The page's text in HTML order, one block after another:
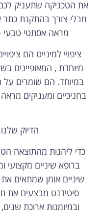
את הטכניקה שתעניק לכם
מבלי צורך בהתקנת כתר
מראה אסתטי טבעי –
ציפויי למינייט הם
מיוחדת , המאופיינים
במיוחד. הם שומרים על
בחניכיים ומעניקים
הדיוק
כדי ליהנות מהתוצאה
ברופא שיניים מקצועי
שיניים אומן שמתאים
סיטידנט מבצעים את
ובמיומנות ארוכת